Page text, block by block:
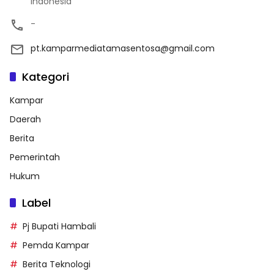
-
pt.kamparmediatamasentosa@gmail.com
Kategori
Kampar
Daerah
Berita
Pemerintah
Hukum
Label
Pj Bupati Hambali
Pemda Kampar
Berita Teknologi